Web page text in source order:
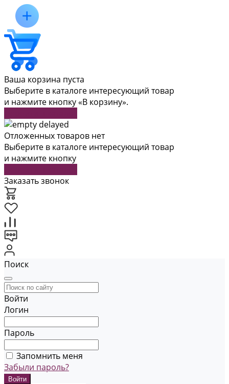
Ваша корзина пуста
Выберите в каталоге интересующий товар
и нажмите кнопку «В корзину».
Отложенных товаров нет
Выберите в каталоге интересующий товар
и нажмите кнопку
Заказать звонок
Поиск
Войти
Логин
Пароль
Запомнить меня
Забыли пароль?